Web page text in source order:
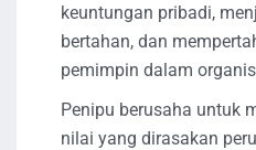
keuntungan pribadi,
bertahan, dan
pemimpin dalam
Penipu berusaha untuk
nilai yang dirasakan